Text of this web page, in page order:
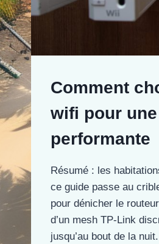
Comment
wifi pour
performante
Résumé : les
ce guide passe au
pour dénicher le
d’un mesh TP-Link
jusqu’au bout de la